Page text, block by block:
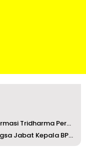
Rapat Kerja IAIN Langsa Fokus Transformasi Tridharma Perg...
Agustyarsyah Mantan Kepala BPN Langsa Jabat Kepala BPSDM ...